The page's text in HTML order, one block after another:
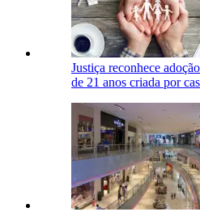
Justiça reconhece
de 21 anos criada por